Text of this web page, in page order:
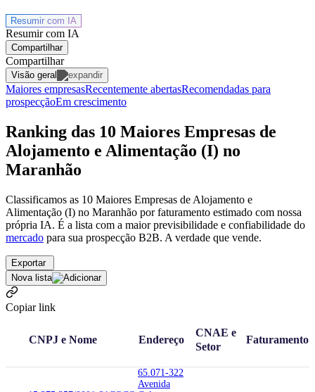
Resumir com IA
Resumir com IA
Compartilhar
Compartilhar
Visão geral
Maiores empresasRecentemente abertasRecomendadas para
prospecçãoEm crescimento
Ranking das 10 Maiores Empresas de
Alojamento e Alimentação (I) no
Maranhão
Classificamos as 10 Maiores Empresas de Alojamento e
Alimentação (I) no Maranhão por faturamento estimado com nossa
própria IA. É a lista com a maior previsibilidade e confiabilidade do
mercado para sua prospecção B2B. A verdade que vende.
Exportar
Nova lista
Copiar link
CNPJ e Nome Endereço
CNAE e
Setor
Faturamento
65.071-322
Avenida